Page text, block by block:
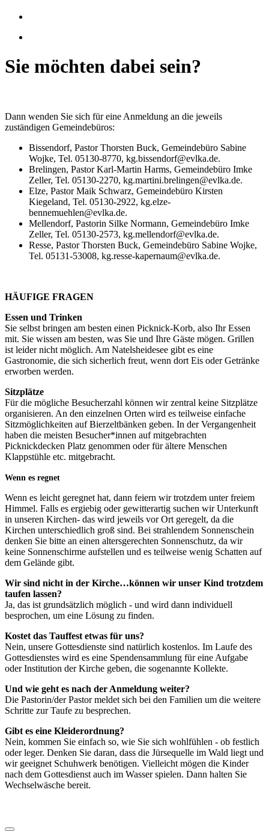
Sie möchten dabei sein?
Dann wenden Sie sich für eine Anmeldung an die jeweils
zuständigen Gemeindebüros:
Bissendorf, Pastor Thorsten Buck, Gemeindebüro Sabine
Wojke, Tel. 05130-8770, kg.bissendorf@evlka.de.
Brelingen, Pastor Karl-Martin Harms, Gemeindebüro Imke
Zeller, Tel. 05130-2270, kg.martini.brelingen@evlka.de.
Elze, Pastor Maik Schwarz, Gemeindebüro Kirsten
Kiegeland, Tel. 05130-2922, kg.elze-
bennemuehlen@evlka.de.
Mellendorf, Pastorin Silke Normann, Gemeindebüro Imke
Zeller, Tel. 05130-2573, kg.mellendorf@evlka.de.
Resse, Pastor Thorsten Buck, Gemeindebüro Sabine Wojke,
Tel. 05131-53008, kg.resse-kapernaum@evlka.de.
HÄUFIGE FRAGEN
Essen und Trinken
Sie selbst bringen am besten einen Picknick-Korb, also Ihr Essen
mit. Sie wissen am besten, was Sie und Ihre Gäste mögen. Grillen
ist leider nicht möglich. Am Natelsheidesee gibt es eine
Gastronomie, die sich sicherlich freut, wenn dort Eis oder Getränke
erworben werden.
Sitzplätze
Für die mögliche Besucherzahl können wir zentral keine Sitzplätze
organisieren. An den einzelnen Orten wird es teilweise einfache
Sitzmöglichkeiten auf Bierzeltbänken geben. In der Vergangenheit
haben die meisten Besucher*innen auf mitgebrachten
Picknickdecken Platz genommen oder für ältere Menschen
Klappstühle etc. mitgebracht.
Wenn es regnet
Wenn es leicht geregnet hat, dann feiern wir trotzdem unter freiem
Himmel. Falls es ergiebig oder gewitterartig suchen wir Unterkunft
in unseren Kirchen- das wird jeweils vor Ort geregelt, da die
Kirchen unterschiedlich groß sind. Bei strahlendem Sonnenschein
denken Sie bitte an einen altersgerechten Sonnenschutz, da wir
keine Sonnenschirme aufstellen und es teilweise wenig Schatten auf
dem Gelände gibt.
Wir sind nicht in der Kirche…können wir unser Kind trotzdem
taufen lassen?
Ja, das ist grundsätzlich möglich - und wird dann individuell
besprochen, um eine Lösung zu finden.
Kostet das Tauffest etwas für uns?
Nein, unsere Gottesdienste sind natürlich kostenlos. Im Laufe des
Gottesdienstes wird es eine Spendensammlung für eine Aufgabe
oder Institution der Kirche geben, die sogenannte Kollekte.
Und wie geht es nach der Anmeldung weiter?
Die Pastorin/der Pastor meldet sich bei den Familien um die weitere
Schritte zur Taufe zu besprechen.
Gibt es eine Kleiderordnung?
Nein, kommen Sie einfach so, wie Sie sich wohlfühlen - ob festlich
oder leger. Denken Sie daran, dass die Jürsequelle im Wald liegt und
wir geeignet Schuhwerk benötigen. Vielleicht mögen die Kinder
nach dem Gottesdienst auch im Wasser spielen. Dann halten Sie
Wechselwäsche bereit.